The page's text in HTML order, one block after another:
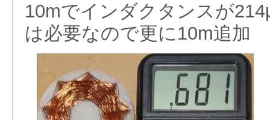
10mでインダクタンスが
は必要なので更に10m追加